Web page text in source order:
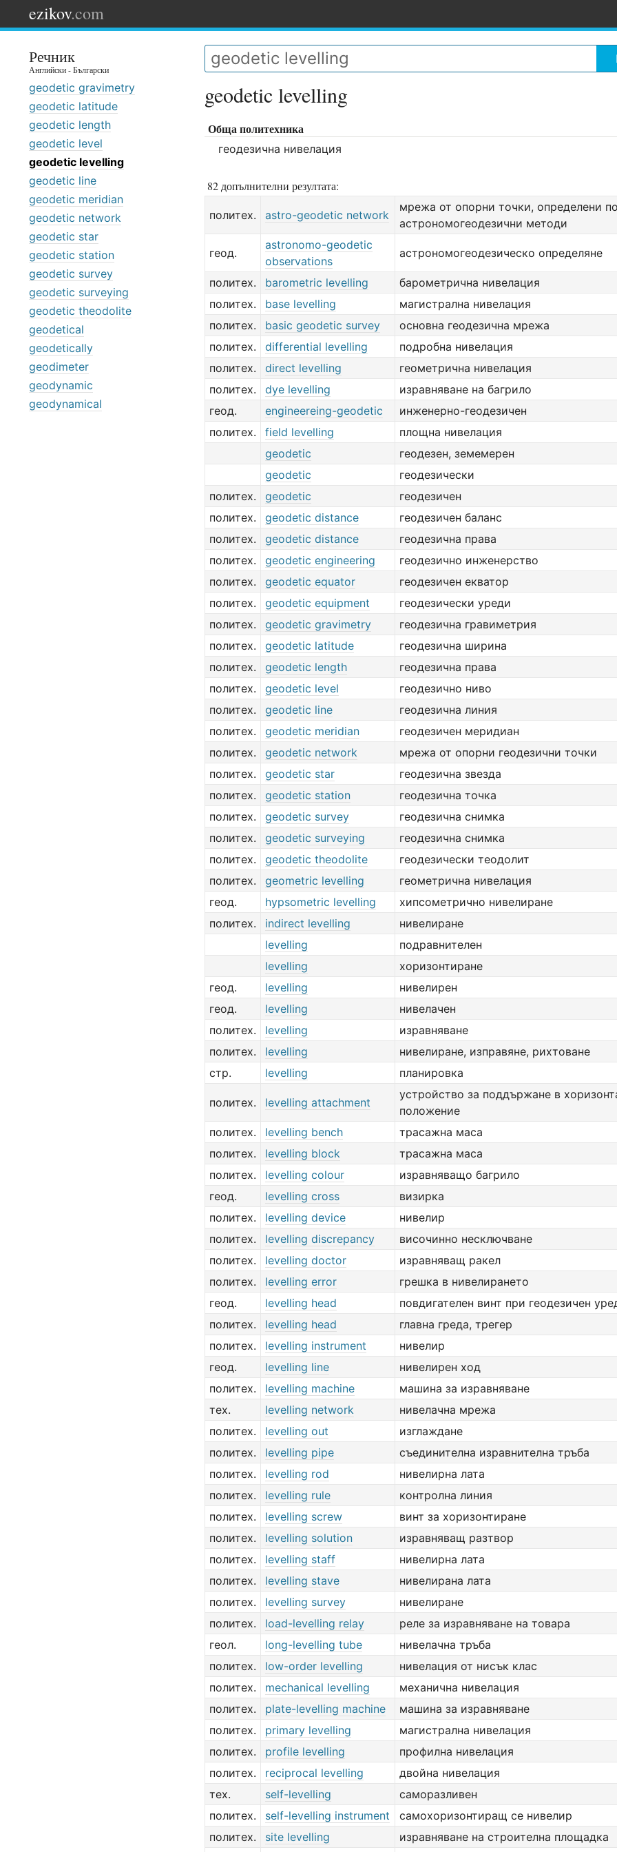
ezikov.com
Речник
Английски - Български
geodetic gravimetry
geodetic latitude
geodetic length
geodetic level
geodetic levelling
geodetic line
geodetic meridian
geodetic network
geodetic star
geodetic station
geodetic survey
geodetic surveying
geodetic theodolite
geodetical
geodetically
geodimeter
geodynamic
geodynamical
geodetic levelling
Обща политехника
геодезична нивелация
82 допълнителни резултата:
политех. astro-geodetic network
мрежа от опорни точки, определени
астрономогеодезични методи
геод.
astronomo-geodetic
observations
астрономогеодезическо определяне
политех. barometric levelling
барометрична нивелация
политех.
base levelling
магистрална нивелация
политех.
basic geodetic survey
основна геодезична мрежа
политех.
differential levelling
подробна нивелация
политех.
direct levelling
геометрична нивелация
политех.
dye levelling
изравняване на багрило
геод.
engineereing-geodetic
инженерно-геодезичен
политех.
field levelling
площна нивелация
geodetic
геодезен, земемерен
geodetic
геодезически
политех.
geodetic
геодезичен
политех.
geodetic distance
геодезичен баланс
политех.
geodetic distance
геодезична права
политех.
geodetic engineering
геодезично инженерство
политех.
geodetic equator
геодезичен екватор
политех.
geodetic equipment
геодезически уреди
политех.
geodetic gravimetry
геодезична гравиметрия
политех.
geodetic latitude
геодезична ширина
политех.
geodetic length
геодезична права
политех.
geodetic level
геодезично ниво
политех.
geodetic line
геодезична линия
политех.
geodetic meridian
геодезичен меридиан
политех.
geodetic network
мрежа от опорни геодезични точки
политех.
geodetic star
геодезична звезда
политех.
geodetic station
геодезична точка
политех.
geodetic survey
геодезична снимка
политех.
geodetic surveying
геодезична снимка
политех.
geodetic theodolite
геодезически теодолит
политех.
geometric levelling
геометрична нивелация
геод.
hypsometric levelling
хипсометрично нивелиране
политех.
indirect levelling
нивелиране
levelling
подравнителен
levelling
хоризонтиране
геод.
levelling
нивелирен
геод.
levelling
нивелачен
политех.
levelling
изравняване
политех.
levelling
нивелиране, изправяне, рихтоване
стр.
levelling планировка
политех. levelling attachment
устройство за поддържане в
положение
политех.
levelling bench
трасажна маса
политех.
levelling block
трасажна маса
политех.
levelling colour
изравняващо багрило
геод.
levelling cross
визирка
политех.
levelling device
нивелир
политех.
levelling discrepancy
височинно несключване
политех.
levelling doctor
изравняващ ракел
политех.
levelling error
грешка в нивелирането
геод.
levelling head
повдигателен винт при геодезичен
политех.
levelling head
главна греда, трегер
политех.
levelling instrument
нивелир
геод.
levelling line
нивелирен ход
политех.
levelling machine
машина за изравняване
тех.
levelling network
нивелачна мрежа
политех.
levelling out
изглаждане
политех.
levelling pipe
съединителна изравнителна тръба
политех.
levelling rod
нивелирна лата
политех.
levelling rule
контролна линия
политех.
levelling screw
винт за хоризонтиране
политех.
levelling solution
изравняващ разтвор
политех.
levelling staff
нивелирна лата
политех.
levelling stave
нивелирана лата
политех.
levelling survey
нивелиране
политех.
load-levelling relay
реле за изравняване на товара
геол.
long-levelling tube
нивелачна тръба
политех.
low-order levelling
нивелация от нисък клас
политех.
mechanical levelling
механична нивелация
политех.
plate-levelling machine
машина за изравняване
политех.
primary levelling
магистрална нивелация
политех.
profile levelling
профилна нивелация
политех.
reciprocal levelling
двойна нивелация
тех.
self-levelling
саморазливен
политех.
self-levelling instrument
самохоризонтиращ се нивелир
политех.
site levelling
изравняване на строителна площадка